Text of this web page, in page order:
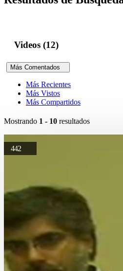
Videos (12)
Más Comentados
Más Recientes
Más Vistos
Más Compartidos
Mostrando 1 - 10 resultados
442